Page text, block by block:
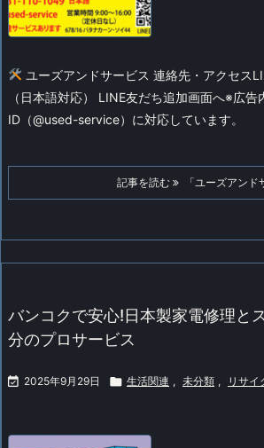
ユーズアンドサービス 連絡先・アクセス
（日本語対応） LINE友だち追加画面へ※広告
ID（@used-service）に対応しています。
記事を読む 「ユーズアンド
バンコクで安心!日本製家電修理と
分のプロサービス
 2025年9月29日  生活関連 , 未分類 , リサイ